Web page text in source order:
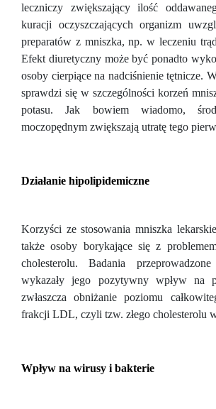
leczniczy zwiększający ilość
kuracji oczyszczających organizm
preparatów z mniszka, np. w leczeniu
Efekt diuretyczny może być ponadto
osoby cierpiące na nadciśnienie tętnicze.
sprawdzi się w szczególności korzeń
potasu. Jak bowiem wiadomo,
moczopędnym zwiększają utratę tego
Działanie hipolipidemiczne
Korzyści ze stosowania mniszka
także osoby borykające się z
cholesterolu. Badania
wykazały jego pozytywny wpływ
zwłaszcza obniżanie poziomu
frakcji LDL, czyli tzw. złego cholesterolu
Wpływ na wirusy i bakterie